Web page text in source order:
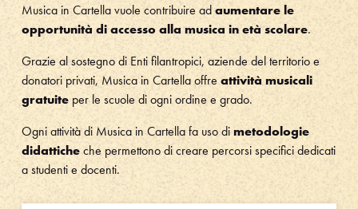
Musica in Cartella vuole contribuire adaumentare le
opportunità di accesso alla musica in età scolare.
Grazie al sostegno di Enti filantropici, aziende del territorio e
donatori privati, Musica in Cartella offre attività musicali
gratuiteper le scuole di ogni ordine e grado.
Ogni attività di Musica in Cartella fa uso dimetodologie
didatticheche permettono di creare percorsi specifici dedicati
a studenti e docenti.